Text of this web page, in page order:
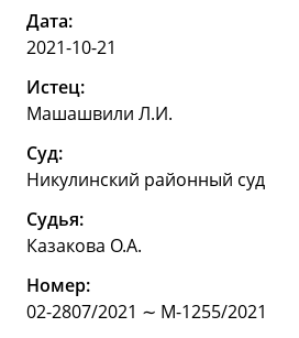
Дата:
2021-10-21
Истец:
Машашвили Л.И.
Суд:
Никулинский районный суд
Судья:
Казакова О.А.
Номер:
02-2807/2021 ∼ М-1255/2021